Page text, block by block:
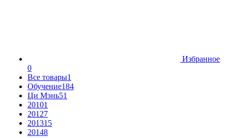
Избранное
0
Все товары1
Обучение184
Ци Мэнь51
20101
20127
201315
20148